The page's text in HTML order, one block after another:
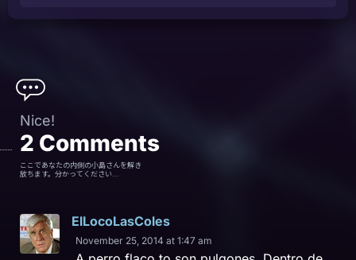
Nice!
2 Comments
ここであなたの内側の小島さんを解き
放ちます。分かってください...
ElLocoLasColes
November 25, 2014 at 1:47 am